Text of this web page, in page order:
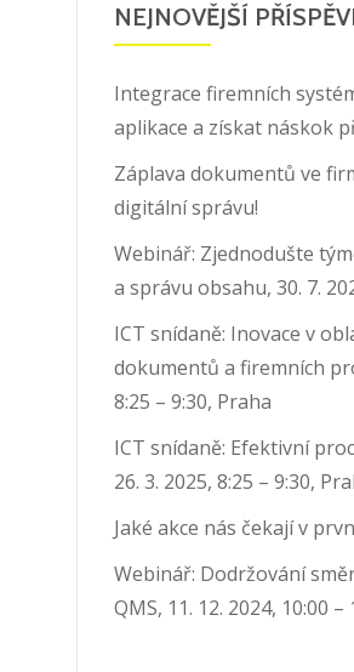
NEJNOVĚJŠÍ
Integrace firemních
aplikace a získat náskok
Záplava dokumentů ve
digitální správu!
Webinář: Zjednodušte
a správu obsahu, 30. 7.
ICT snídaně: Inovace v
dokumentů a firemních
8:25 – 9:30, Praha
ICT snídaně: Efektivní
26. 3. 2025, 8:25 – 9:30,
Jaké akce nás čekají v
Webinář: Dodržování
QMS, 11. 12. 2024, 10:00 –